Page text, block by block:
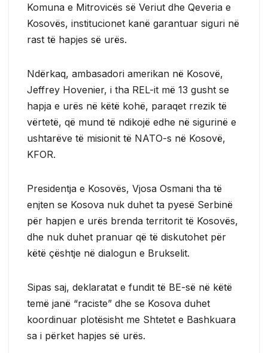
Komuna e Mitrovicës së Veriut dhe Qeveria e
Kosovës, institucionet kanë garantuar siguri në
rast të hapjes së urës.
Ndërkaq, ambasadori amerikan në Kosovë,
Jeffrey Hovenier, i tha REL-it më 13 gusht se
hapja e urës në këtë kohë, paraqet rrezik të
vërtetë, që mund të ndikojë edhe në sigurinë e
ushtarëve të misionit të NATO-s në Kosovë,
KFOR.
Presidentja e Kosovës, Vjosa Osmani tha të
enjten se Kosova nuk duhet ta pyesë Serbinë
për hapjen e urës brenda territorit të Kosovës,
dhe nuk duhet pranuar që të diskutohet për
këtë çështje në dialogun e Brukselit.
Sipas saj, deklaratat e fundit të BE-së në këtë
temë janë “raciste” dhe se Kosova duhet
koordinuar plotësisht me Shtetet e Bashkuara
sa i përket hapjes së urës.